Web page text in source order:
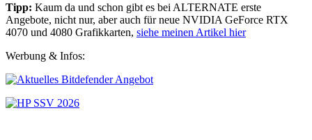
Tipp: Kaum da und schon gibt es bei ALTERNATE erste
Angebote, nicht nur, aber auch für neue NVIDIA GeForce RTX
4070 und 4080 Grafikkarten, siehe meinen Artikel hier
Werbung & Infos: